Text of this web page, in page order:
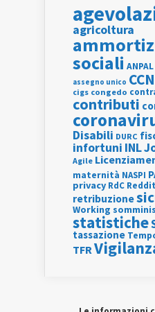
agricoltura
sociali ANPAL
assegno unico
cigs congedo
contributi
Disabili DURC
infortuni INL
Agile
maternità NASPI
privacy RdC
retribuzione
Working
statistiche
tassazione
TFR